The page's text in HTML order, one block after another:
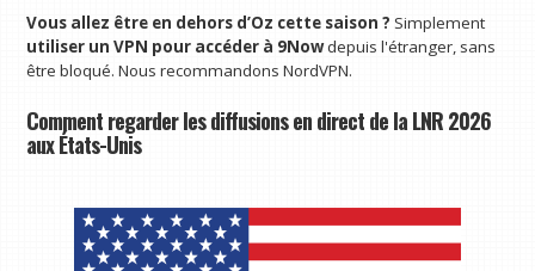
Vous allez être en dehors d’Oz cette saison ? Simplement
utiliser un VPN pour accéder à 9Nowdepuis l'étranger, sans
être bloqué. Nous recommandons NordVPN.
Comment regarder les diffusions en direct de la LNR 2026
aux États-Unis